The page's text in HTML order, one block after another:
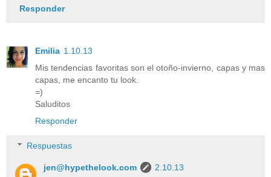
Responder
Emilia 1.10.13
Mis tendencias favoritas son el otoño-invierno, capas y mas
capas, me encanto tu look.
=)
Saluditos
Responder
Respuestas
jen@hypethelook.com
2.10.13